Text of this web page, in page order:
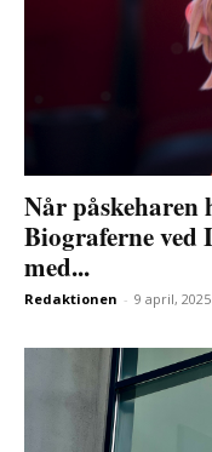
Når påskeharen
Biograferne
med...
Redaktionen - 9 april, 2025